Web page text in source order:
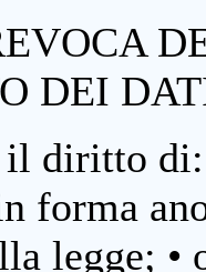
DEI
il diritto
forma
legge; •